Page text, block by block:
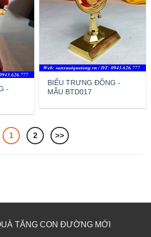
-
BIỂU TRƯNG ĐỒNG -
MẪU BTD017
1 2 >>
TẶNG CON ĐƯỜNG MỚI